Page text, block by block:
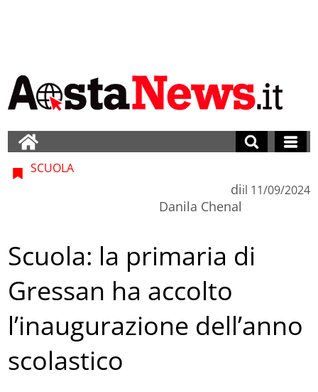
SCUOLA
di
Danila Chenal
il 11/09/2024
Scuola: la primaria di
Gressan ha accolto
l’inaugurazione dell’anno
scolastico